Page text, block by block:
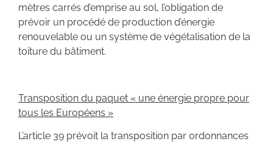
mètres carrés d’emprise au sol, l’obligation de
prévoir un procédé de production d’énergie
renouvelable ou un système de végétalisation de la
toiture du bâtiment.
Transposition du paquet « une énergie propre pour
tous les Européens »
L’article 39 prévoit la transposition par ordonnances